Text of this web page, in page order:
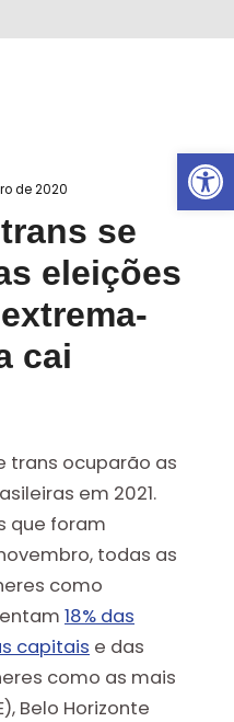
de 2020
se
eleições
cai
trans ocuparão as
em 2021.
que foram
todas as
como
18% das
capitais e das
como as mais
Belo Horizonte